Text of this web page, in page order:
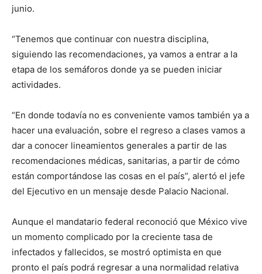
junio.
“Tenemos que continuar con nuestra disciplina,
siguiendo las recomendaciones, ya vamos a entrar a la
etapa de los semáforos donde ya se pueden iniciar
actividades.
“En donde todavía no es conveniente vamos también ya a
hacer una evaluación, sobre el regreso a clases vamos a
dar a conocer lineamientos generales a partir de las
recomendaciones médicas, sanitarias, a partir de cómo
están comportándose las cosas en el país”, alertó el jefe
del Ejecutivo en un mensaje desde Palacio Nacional.
Aunque el mandatario federal reconoció que México vive
un momento complicado por la creciente tasa de
infectados y fallecidos, se mostró optimista en que
pronto el país podrá regresar a una normalidad relativa